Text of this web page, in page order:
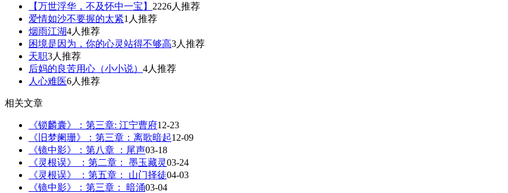
【万世浮华，不及怀中一宝】 2226人推荐
爱情如沙不要握的太紧1人推荐
烟雨江湖4人推荐
困境是因为，你的心灵站得不够高3人推荐
天职3人推荐
后妈的良苦用心（小小说） 4人推荐
人心难医6人推荐
相关文章
《锁麟囊》：第三章: 江宁曹府12-23
《旧梦阑珊》：第三章：离歌暗起12-09
《镜中影》：第八章 ：尾声03-18
《灵根误》 ：第二章： 墨玉藏灵03-24
《灵根误》 ：第五章： 山门择徒04-03
《镜中影》：第三章： 暗涌03-04